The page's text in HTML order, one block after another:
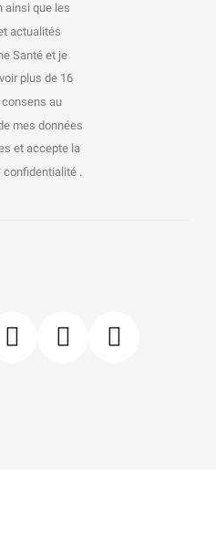
ainsi que les
actualités
Santé et je
plus de 16
au
mes données
et accepte la
confidentialité .